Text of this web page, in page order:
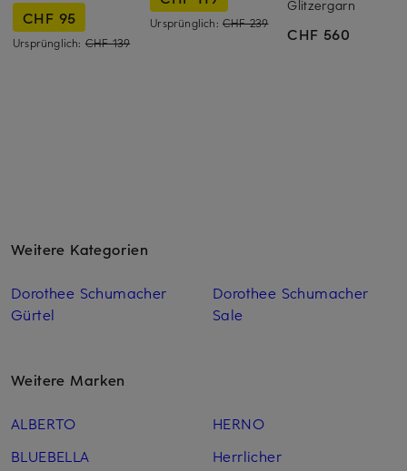
CHF 95
Ursprünglich: CHF 139
Ursprünglich: CHF 239
Glitzergarn
CHF 560
Weitere Kategorien
Dorothee Schumacher
Gürtel
Dorothee Schumacher
Sale
Weitere Marken
ALBERTO
BLUEBELLA
HERNO
Herrlicher